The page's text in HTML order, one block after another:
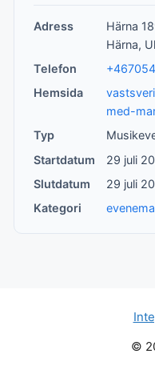
Adress
Härna
Härna,
Telefon
Hemsida
med-
Typ
Startdatum
29 juli
Slutdatum
29 juli
Kategori
©